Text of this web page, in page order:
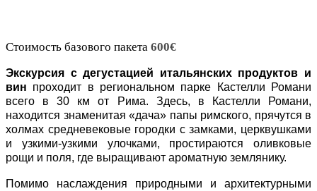
Стоимость базового пакета 600€
Экскурсия с дегустацией итальянских продуктов и
вин проходит в региональном парке Кастелли Романи
всего в 30 км от Рима. Здесь, в Кастелли Романи,
находится знаменитая «дача» папы римского, прячутся в
холмах средневековые городки с замками, церквушками
и узкими-узкими улочками, простираются оливковые
рощи и поля, где выращивают ароматную землянику.
Помимо наслаждения природными и архитектурными